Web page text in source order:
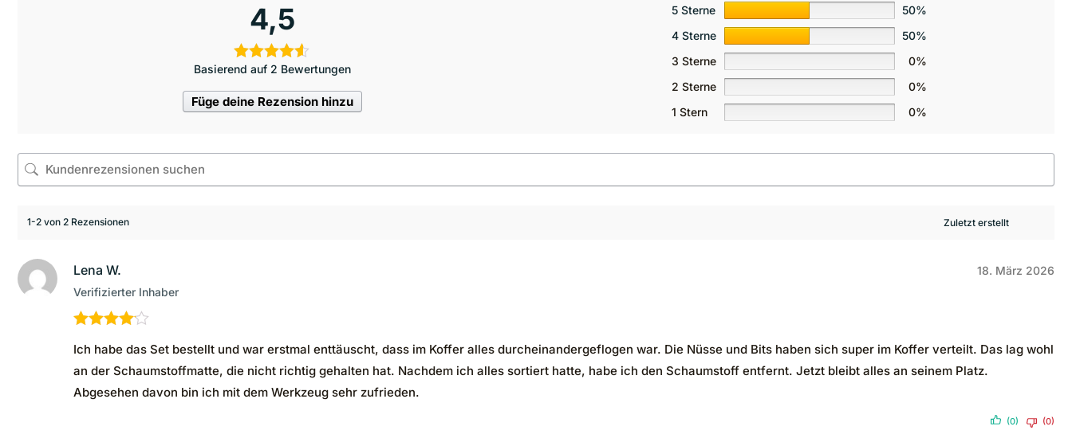
4,5
Basierend auf 2 Bewertungen
Füge deine Rezension hinzu
5 Sterne
50%
4 Sterne
50%
3 Sterne
0%
2 Sterne
0%
1 Stern
0%
1-2 von 2 Rezensionen
Lena W.
Verifizierter Inhaber
18. März 2026
mit4von
5
Ich habe das Set bestellt und war erstmal enttäuscht, dass im Koffer alles durcheinandergeflogen war. Die Nüsse und Bits haben sich super im Koffer verteilt. Das lag wohl
an der Schaumstoffmatte, die nicht richtig gehalten hat. Nachdem ich alles sortiert hatte, habe ich den Schaumstoff entfernt. Jetzt bleibt alles an seinem Platz.
Abgesehen davon bin ich mit dem Werkzeug sehr zufrieden.
(0) (0)